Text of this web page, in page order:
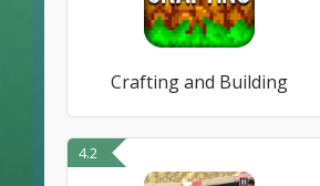
Crafting and Building
4.2